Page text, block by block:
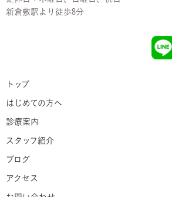
新倉敷駅より徒歩8分
トップ
はじめての方へ
診療案内
スタッフ紹介
ブログ
アクセス